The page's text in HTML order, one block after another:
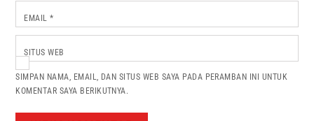
EMAIL*
SITUS WEB
SIMPAN NAMA, EMAIL, DAN SITUS WEB SAYA PADA PERAMBAN INI UNTUK
KOMENTAR SAYA BERIKUTNYA.